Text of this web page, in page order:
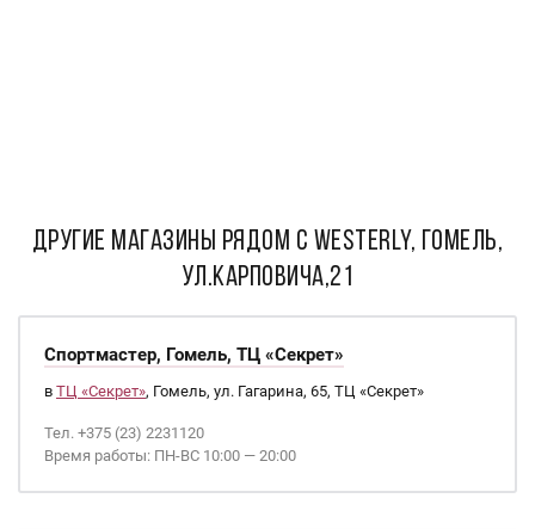
ДРУГИЕ МАГАЗИНЫ РЯДОМ С Westerly, Гомель,
ул.Карповича,21
Спортмастер, Гомель, ТЦ «Секрет»
в ТЦ «Секрет», Гомель, ул. Гагарина, 65, ТЦ «Секрет»
Тел. +375 (23) 2231120
Время работы: ПН-ВС 10:00 — 20:00